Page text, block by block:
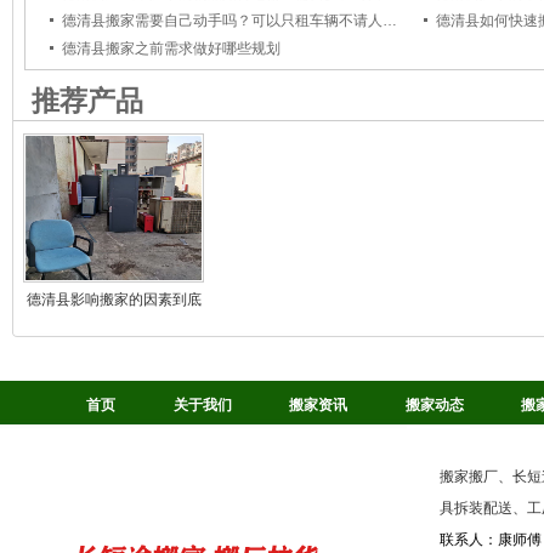
德清县搬家需要自己动手吗？可以只租车辆不请人工吗？
德清县搬家之前需求做好哪些规划
推荐产品
德清县影响搬家的因素到底
首页 关于我们 搬家资讯 搬家动态 搬
搬家搬厂、长
具拆装配送、
联系人：康师傅